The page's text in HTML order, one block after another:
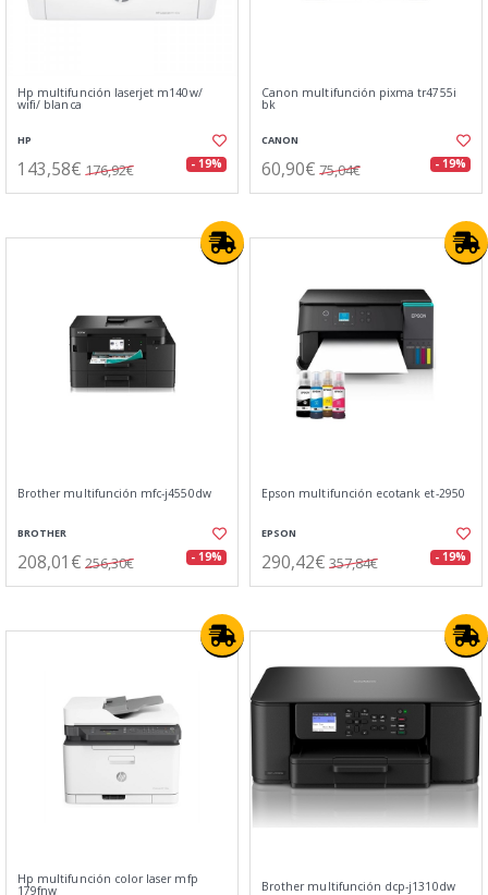
Hp multifunción laserjet m140w/
wifi/ blanca
HP
143,58€ 176,92€ - 19%
Canon multifunción pixma tr4755i
bk
CANON
60,90€ 75,04€ - 19%
Brother multifunción mfc-j4550dw
BROTHER
208,01€ 256,30€ - 19%
Epson multifunción ecotank et-2950
EPSON
290,42€ 357,84€ - 19%
Hp multifunción color laser mfp
179fnw Brother multifunción dcp-j1310dw